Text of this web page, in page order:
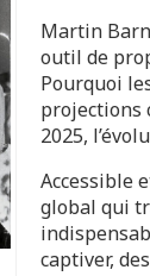
Martin
outil de
Pourquoi
projections
2025,
Accessible
global qui
captiver,